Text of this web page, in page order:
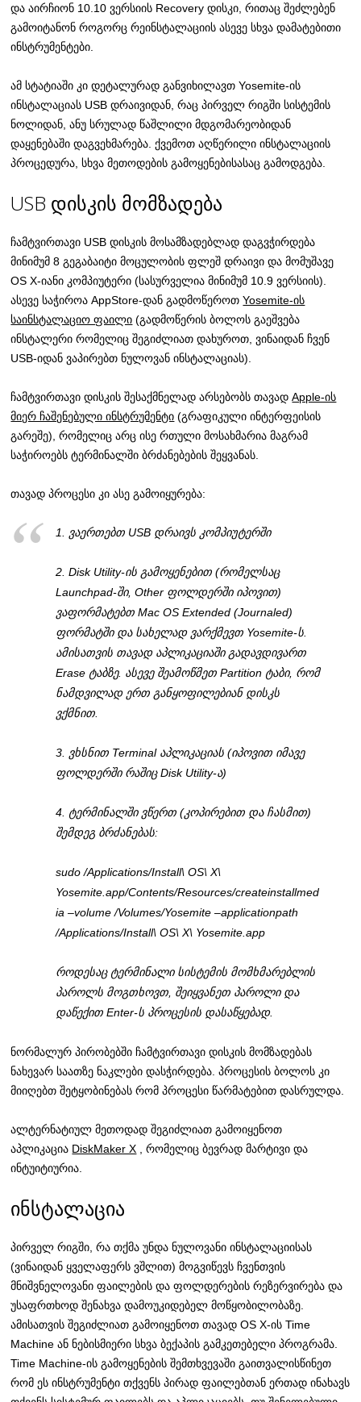
და აირჩიონ 10.10 ვერსიის Recovery დისკი, რითაც შეძლებენ
გამოიტანონ როგორც რეინსტალაციის ასევე სხვა დამატებითი
ინსტრუმენტები.
ამ სტატიაში კი დეტალურად განვიხილავთ Yosemite-ის
ინსტალაციას USB დრაივიდან, რაც პირველ რიგში სისტემის
ნოლიდან, ანუ სრულად წაშლილი მდგომარეობიდან
დაყენებაში დაგვეხმარება. ქვემოთ აღწერილი ინსტალაციის
პროცედურა, სხვა მეთოდების გამოყენებისასაც გამოდგება.
USB დისკის მომზადება
ჩამტვირთავი USB დისკის მოსამზადებლად დაგვჭირდება
მინიმუმ 8 გეგაბაიტი მოცულობის ფლეშ დრაივი და მომუშავე
OS X-იანი კომპიუტერი (სასურველია მინიმუმ 10.9 ვერსიის).
ასევე საჭიროა AppStore-დან გადმოწეროთYosemite-ის
საინსტალაციო ფაილი (გადმოწერის ბოლოს გაეშვება
ინსტალერი რომელიც შეგიძლიათ დახუროთ, ვინაიდან ჩვენ
USB-იდან ვაპირებთ ნულოვან ინსტალაციას).
ჩამტვირთავი დისკის შესაქმნელად არსებობს თავადApple-ის
მიერ ჩაშენებული ინსტრუმენტი (გრაფიკული ინტერფეისის
გარეშე), რომელიც არც ისე რთული მოსახმარია მაგრამ
საჭიროებს ტერმინალში ბრძანებების შეყვანას.
თავად პროცესი კი ასე გამოიყურება:
1. ვაერთებთ USB დრაივს კომპიუტერში
2.Disk Utility-ის გამოყენებით (რომელსაც
Launchpad-ში, Other ფოლდერში იპოვით)
ვაფორმატებთMac OS Extended (Journaled)
ფორმატში და სახელად ვარქმევთ Yosemite-ს.
ამისათვის თავად აპლიკაციაში გადავდივართ
Erase ტაბზე. ასევე შეამოწმეთ Partition ტაბი, რომ
ნამდვილად ერთ განყოფილებიან დისკს
ვქმნით.
3. ვხსნით Terminal აპლიკაციას (იპოვით იმავე
ფოლდერში რაშიც Disk Utility-ა)
4. ტერმინალში ვწერთ (კოპირებით და ჩასმით)
შემდეგ ბრძანებას:
sudo /Applications/Install\ OS\ X\
Yosemite.app/Contents/Resources/createinstallmed
ia –volume /Volumes/Yosemite –applicationpath
/Applications/Install\ OS\ X\ Yosemite.app
როდესაც ტერმინალი სისტემის მომხმარებლის
პაროლს მოგთხოვთ, შეიყვანეთ პაროლი და
დაწექით Enter-ს პროცესის დასაწყებად.
ნორმალურ პირობებში ჩამტვირთავი დისკის მომზადებას
ნახევარ საათზე ნაკლები დასჭირდება. პროცესის ბოლოს კი
მიიღებთ შეტყობინებას რომ პროცესი წარმატებით დასრულდა.
ალტერნატიულ მეთოდად შეგიძლიათ გამოიყენოთ
აპლიკაცია DiskMaker X , რომელიც ბევრად მარტივი და
ინტუიტიურია.
ინსტალაცია
პირველ რიგში, რა თქმა უნდა ნულოვანი ინსტალაციისას
(ვინაიდან ყველაფერს ვშლით) მოგვიწევს ჩვენთვის
მნიშვნელოვანი ფაილების და ფოლდერების რეზერვირება და
უსაფრთხოდ შენახვა დამოუკიდებელ მოწყობილობაზე.
ამისათვის შეგიძლიათ გამოიყენოთ თავად OS X-ის Time
Machine ან ნებისმიერი სხვა ბექაპის გამკეთებელი პროგრამა.
Time Machine-ის გამოყენების შემთხვევაში გაითვალისწინეთ
რომ ეს ინსტრუმენტი თქვენს პირად ფაილებთან ერთად ინახავს